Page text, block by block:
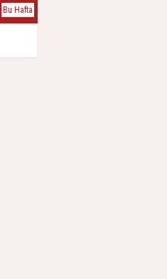
Bu Hafta